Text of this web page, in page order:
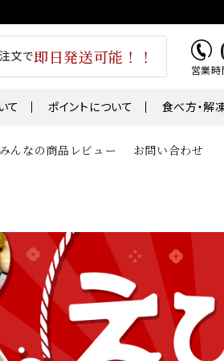
文で即日発送可能！！
営業時
て ポイントについて 食べ方・解
うなぎ
鮭・サーモン
鯖・サバ
骨取り切身シリーズ
みんなの商品レビュー お問い合わせ